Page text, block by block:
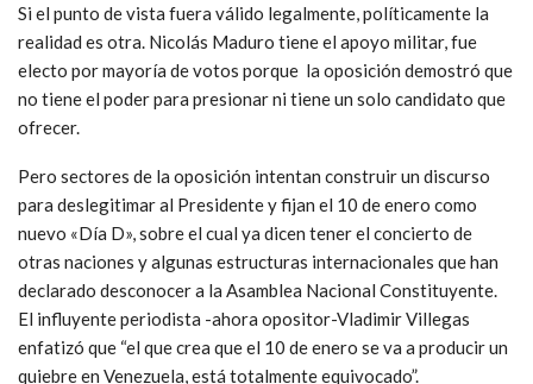
Si el punto de vista fuera válido legalmente, políticamente la
realidad es otra. Nicolás Maduro tiene el apoyo militar, fue
electo por mayoría de votos porque la oposición demostró que
no tiene el poder para presionar ni tiene un solo candidato que
ofrecer.
Pero sectores de la oposición intentan construir un discurso
para deslegitimar al Presidente y fijan el 10 de enero como
nuevo «Día D», sobre el cual ya dicen tener el concierto de
otras naciones y algunas estructuras internacionales que han
declarado desconocer a la Asamblea Nacional Constituyente.
El influyente periodista -ahora opositor-Vladimir Villegas
enfatizó que “el que crea que el 10 de enero se va a producir un
quiebre en Venezuela, está totalmente equivocado”.